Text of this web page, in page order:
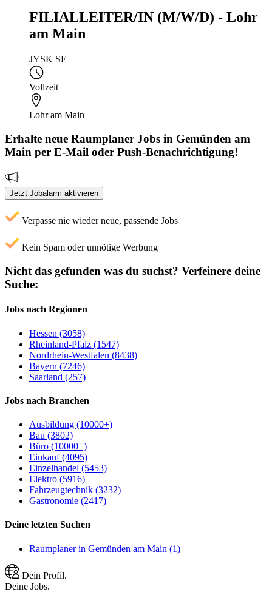
FILIALLEITER/IN (M/W/D) - Lohr
am Main
JYSK SE
Vollzeit
Lohr am Main
Erhalte neue Raumplaner Jobs in Gemünden am
Main per E-Mail oder Push-Benachrichtigung!
Jetzt Jobalarm aktivieren
Verpasse nie wieder neue, passende Jobs
Kein Spam oder unnötige Werbung
Nicht das gefunden was du suchst? Verfeinere deine
Suche:
Jobs nach Regionen
Hessen (3058)
Rheinland-Pfalz (1547)
Nordrhein-Westfalen (8438)
Bayern (7246)
Saarland (257)
Jobs nach Branchen
Ausbildung (10000+)
Bau (3802)
Büro (10000+)
Einkauf (4095)
Einzelhandel (5453)
Elektro (5916)
Fahrzeugtechnik (3232)
Gastronomie (2417)
Deine letzten Suchen
Raumplaner in Gemünden am Main (1)
Dein Profil.
Deine Jobs.